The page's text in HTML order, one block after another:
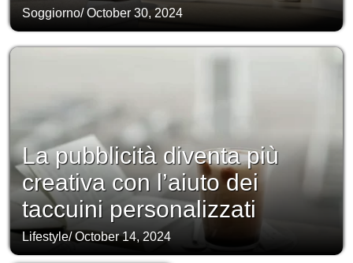
Soggiorno/October 30, 2024
La pubblicità diventa più
creativa con l’aiuto dei
taccuini personalizzati
Lifestyle/October 14, 2024